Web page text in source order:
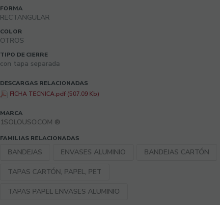
FORMA
RECTANGULAR
COLOR
OTROS
TIPO DE CIERRE
con tapa separada
DESCARGAS RELACIONADAS
FICHA TECNICA.pdf (507.09 Kb)
MARCA
1SOLOUSO.COM ®
FAMILIAS RELACIONADAS
BANDEJAS ENVASES ALUMINIO BANDEJAS CARTÓN
TAPAS CARTÓN, PAPEL, PET
TAPAS PAPEL ENVASES ALUMINIO